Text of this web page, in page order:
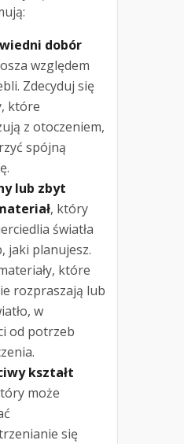
dobór
względem
Zdecyduj się
które
z otoczeniem,
spójną
lub zbyt
, który
światła
jaki planujesz.
które
rozpraszają lub
w
od potrzeb
kształt
może
się